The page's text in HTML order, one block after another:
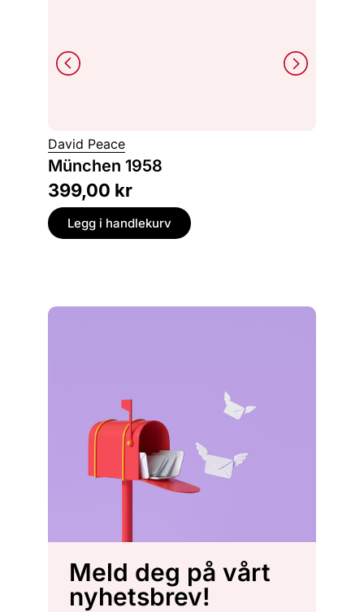
David Peace
München 1958
399,00 kr
Legg i handlekurv
Meld deg på vårt
nyhetsbrev!